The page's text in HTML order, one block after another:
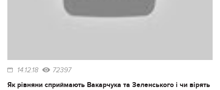
14.12.18 72397
Як рівняни сприймають Вакарчука та Зеленського і чи вірять